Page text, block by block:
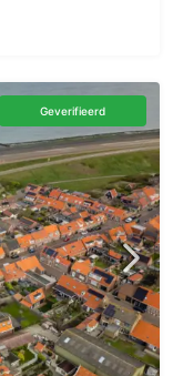
Geverifieerd